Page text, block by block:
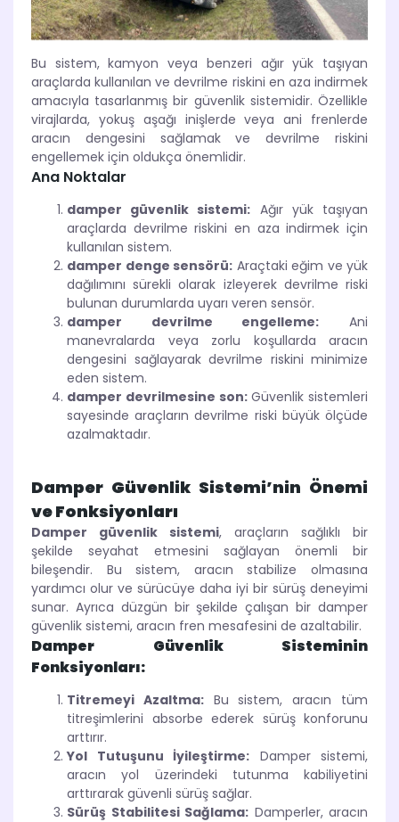
Bu sistem, kamyon veya benzeri ağır yük taşıyan
araçlarda kullanılan ve devrilme riskini en aza indirmek
amacıyla tasarlanmış bir güvenlik sistemidir. Özellikle
virajlarda, yokuş aşağı inişlerde veya ani frenlerde
aracın dengesini sağlamak ve devrilme riskini
engellemek için oldukça önemlidir.
Ana Noktalar
damper güvenlik sistemi: Ağır yük taşıyan
araçlarda devrilme riskini en aza indirmek için
kullanılan sistem.
damper denge sensörü: Araçtaki eğim ve yük
dağılımını sürekli olarak izleyerek devrilme riski
bulunan durumlarda uyarı veren sensör.
damper devrilme engelleme: Ani
manevralarda veya zorlu koşullarda aracın
dengesini sağlayarak devrilme riskini minimize
eden sistem.
damper devrilmesine son:Güvenlik sistemleri
sayesinde araçların devrilme riski büyük ölçüde
azalmaktadır.
Damper Güvenlik Sistemi’nin Önemi
ve Fonksiyonları
Damper güvenlik sistemi, araçların sağlıklı bir
şekilde seyahat etmesini sağlayan önemli bir
bileşendir. Bu sistem, aracın stabilize olmasına
yardımcı olur ve sürücüye daha iyi bir sürüş deneyimi
sunar. Ayrıca düzgün bir şekilde çalışan bir damper
güvenlik sistemi, aracın fren mesafesini de azaltabilir.
Damper Güvenlik Sisteminin
Fonksiyonları:
Titremeyi Azaltma:Bu sistem, aracın tüm
titreşimlerini absorbe ederek sürüş konforunu
arttırır.
Yol Tutuşunu İyileştirme: Damper sistemi,
aracın yol üzerindeki tutunma kabiliyetini
arttırarak güvenli sürüş sağlar.
Sürüş Stabilitesi Sağlama: Damperler, aracın